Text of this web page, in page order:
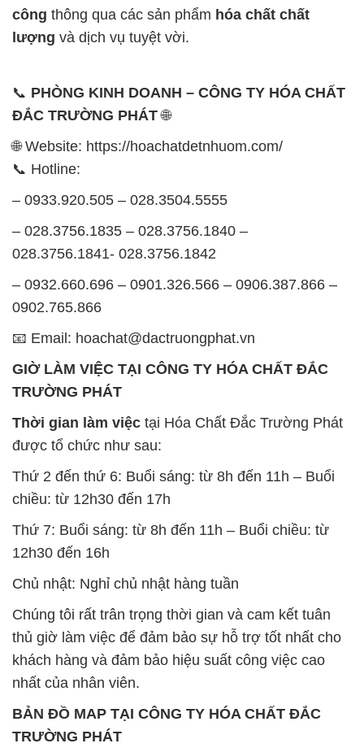
công thông qua các sản phẩm hóa chất chất
lượng và dịch vụ tuyệt vời.
📞 PHÒNG KINH DOANH – CÔNG TY HÓA CHẤT
ĐẮC TRƯỜNG PHÁT🌐
🌐 Website: https://hoachatdetnhuom.com/
📞 Hotline:
– 0933.920.505 – 028.3504.5555
– 028.3756.1835 – 028.3756.1840 –
028.3756.1841- 028.3756.1842
– 0932.660.696 – 0901.326.566 – 0906.387.866 –
0902.765.866
📧 Email: hoachat@dactruongphat.vn
GIỜ LÀM VIỆC TẠI CÔNG TY HÓA CHẤT ĐẮC
TRƯỜNG PHÁT
Thời gian làm việc tại Hóa Chất Đắc Trường Phát
được tổ chức như sau:
Thứ 2 đến thứ 6: Buổi sáng: từ 8h đến 11h – Buổi
chiều: từ 12h30 đến 17h
Thứ 7: Buổi sáng: từ 8h đến 11h – Buổi chiều: từ
12h30 đến 16h
Chủ nhật: Nghỉ chủ nhật hàng tuần
Chúng tôi rất trân trọng thời gian và cam kết tuân
thủ giờ làm việc để đảm bảo sự hỗ trợ tốt nhất cho
khách hàng và đảm bảo hiệu suất công việc cao
nhất của nhân viên.
BẢN ĐỒ MAP TẠI CÔNG TY HÓA CHẤT ĐẮC
TRƯỜNG PHÁT